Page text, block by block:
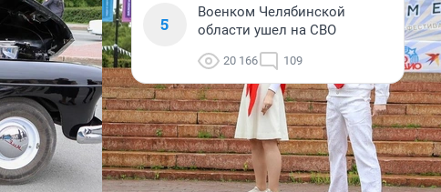
5
Военком Челябинской
области ушел на СВО
20 166 109